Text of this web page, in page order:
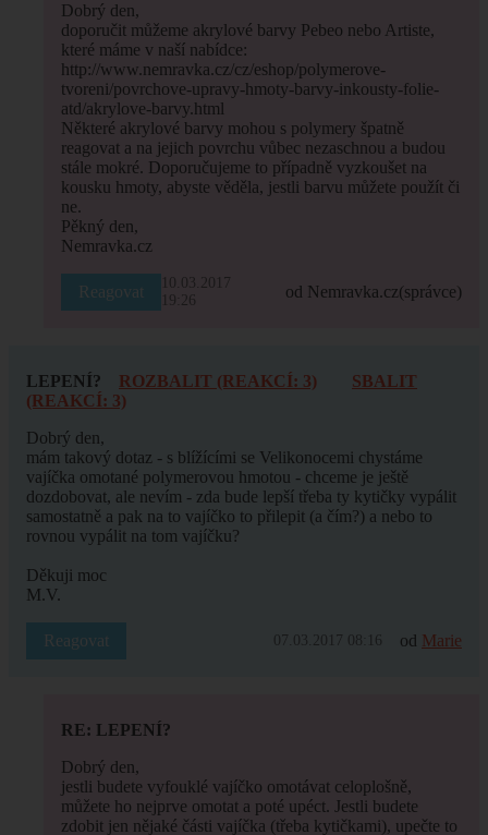
Dobrý den,
doporučit můžeme akrylové barvy Pebeo nebo Artiste,
které máme v naší nabídce:
http://www.nemravka.cz/cz/eshop/polymerove-
tvoreni/povrchove-upravy-hmoty-barvy-inkousty-folie-
atd/akrylove-barvy.html
Některé akrylové barvy mohou s polymery špatně
reagovat a na jejich povrchu vůbec nezaschnou a budou
stále mokré. Doporučujeme to případně vyzkoušet na
kousku hmoty, abyste věděla, jestli barvu můžete použít či
ne.
Pěkný den,
Nemravka.cz
Reagovat
10.03.2017
19:26
od Nemravka.cz(správce)
LEPENÍ? ROZBALIT (REAKCÍ: 3)
SBALIT
(REAKCÍ: 3)
Dobrý den,
mám takový dotaz - s blížícími se Velikonocemi chystáme
vajíčka omotané polymerovou hmotou - chceme je ještě
dozdobovat, ale nevím - zda bude lepší třeba ty kytičky vypálit
samostatně a pak na to vajíčko to přilepit (a čím?) a nebo to
rovnou vypálit na tom vajíčku?
Děkuji moc
M.V.
Reagovat 07.03.2017 08:16 od Marie
RE: LEPENÍ?
Dobrý den,
jestli budete vyfouklé vajíčko omotávat celoplošně,
můžete ho nejprve omotat a poté upéct. Jestli budete
zdobit jen nějaké části vajíčka (třeba kytičkami), upečte to